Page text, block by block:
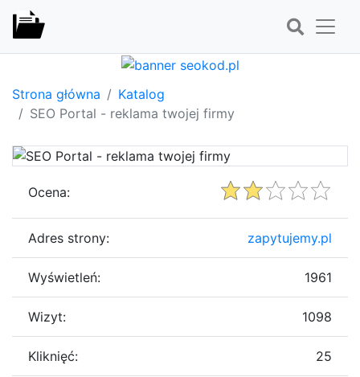
Strona główna
Katalog
SEO Portal - reklama twojej firmy
Ocena:
Adres strony: zapytujemy.pl
Wyświetleń: 1961
Wizyt: 1098
Kliknięć: 25